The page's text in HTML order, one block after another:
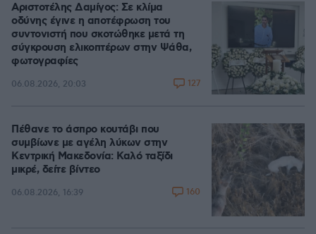
Αριστοτέλης Δαμίγος: Σε κλίμα
οδύνης έγινε η αποτέφρωση του
συντονιστή που σκοτώθηκε μετά τη
σύγκρουση ελικοπτέρων στην Ψάθα,
φωτογραφίες
06.08.2026, 20:03 127
Πέθανε το άσπρο κουτάβι που
συμβίωνε με αγέλη λύκων στην
Κεντρική Μακεδονία: Καλό ταξίδι
μικρέ, δείτε βίντεο
06.08.2026, 16:39 160